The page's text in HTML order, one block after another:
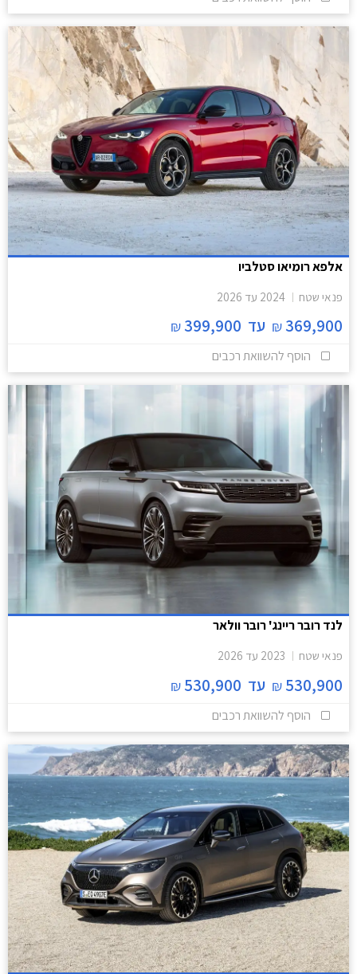
אלפא רומיאו סטלביו
פנאי שטח 2024 עד 2026
369,900
₪ עד 399,900
₪
הוסף להשוואת רכבים
לנד רובר ריינג' רובר וולאר
פנאי שטח 2023 עד 2026
530,900
₪ עד 530,900
₪
הוסף להשוואת רכבים